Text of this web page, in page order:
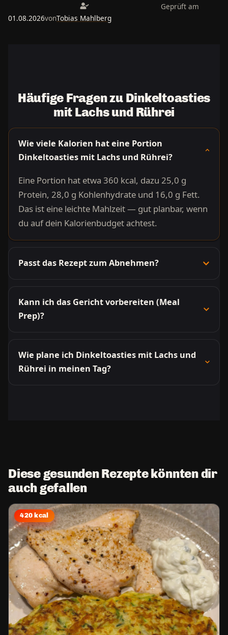
Geprüft am
01.08.2026vonTobias Mahlberg
Häufige Fragen zu Dinkeltoasties
mit Lachs und Rührei
Wie viele Kalorien hat eine Portion
Dinkeltoasties mit Lachs und Rührei?
Eine Portion hat etwa 360 kcal, dazu 25,0 g
Protein, 28,0 g Kohlenhydrate und 16,0 g Fett.
Das ist eine leichte Mahlzeit — gut planbar, wenn
du auf dein Kalorienbudget achtest.
Passt das Rezept zum Abnehmen?
Kann ich das Gericht vorbereiten (Meal
Prep)?
Wie plane ich Dinkeltoasties mit Lachs und
Rührei in meinen Tag?
Diese gesunden Rezepte könnten dir
auch gefallen
420 kcal